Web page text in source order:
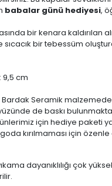
babalar günü hediyesi,
bir kenara kaldırılan
bir tebessüm
9,5 cm
Seramik
de baskı
için hediye paketi
kırılmaması için
dayanıklılığı çok